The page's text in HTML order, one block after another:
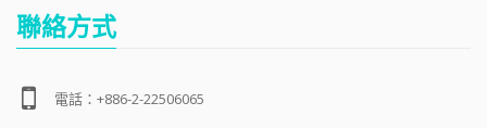
聯絡方式
電話：+886-2-22506065